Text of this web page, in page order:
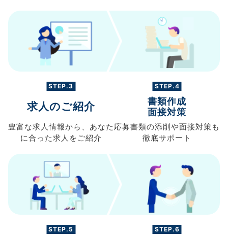
STEP.3
求人のご紹介
豊富な求人情報から、 あなた
に合った求人を ご紹介
STEP.4
書類作成
面接対策
応募書類の添削や面接対策も
徹底サポート
STEP.5 STEP.6